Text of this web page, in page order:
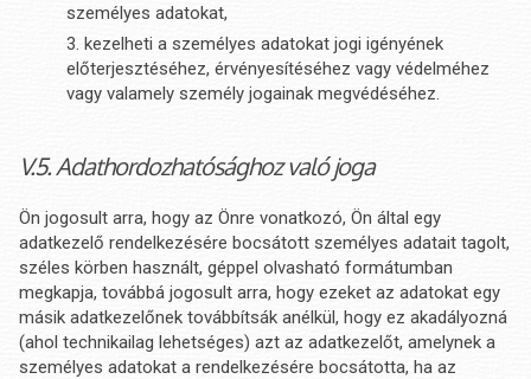
személyes adatokat,
kezelheti a személyes adatokat jogi igényének
előterjesztéséhez, érvényesítéséhez vagy védelméhez
vagy valamely személy jogainak megvédéséhez.
V.5. Adathordozhatósághoz való joga
Ön jogosult arra, hogy az Önre vonatkozó, Ön által egy
adatkezelő rendelkezésére bocsátott személyes adatait tagolt,
széles körben használt, géppel olvasható formátumban
megkapja, továbbá jogosult arra, hogy ezeket az adatokat egy
másik adatkezelőnek továbbítsák anélkül, hogy ez akadályozná
(ahol technikailag lehetséges) azt az adatkezelőt, amelynek a
személyes adatokat a rendelkezésére bocsátotta, ha az